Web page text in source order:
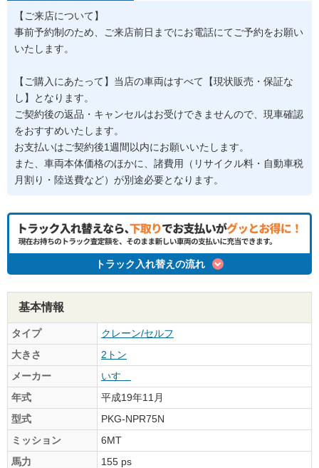
【ご来店について】
事前予約制のため、ご来店前日までにお電話にてご予約をお願い
いたします。
【ご購入にあたって】当店の車両はすべて【現状販売・保証な
し】となります。
ご契約後の返品・キャンセルはお受けできませんので、現車確認
をおすすめいたします。
お支払いはご契約後1週間以内にお願いいたします。
また、車両本体価格のほかに、諸費用（リサイクル料・自動車税
月割り・陸送費など）が別途必要となります。
トラック入れ替えの流れ
基本情報
タイプ
クレーン/セルフ
大きさ
2トン
メーカー
いすゞ
年式
平成19年11月
型式
PKG-NPR75N
ミッション
6MT
馬力
155 ps